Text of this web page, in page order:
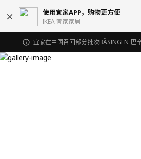
使用宜家APP，购物更方便
IKEA 宜家家居
宜家在中国召回部分批次BÄSINGEN 巴